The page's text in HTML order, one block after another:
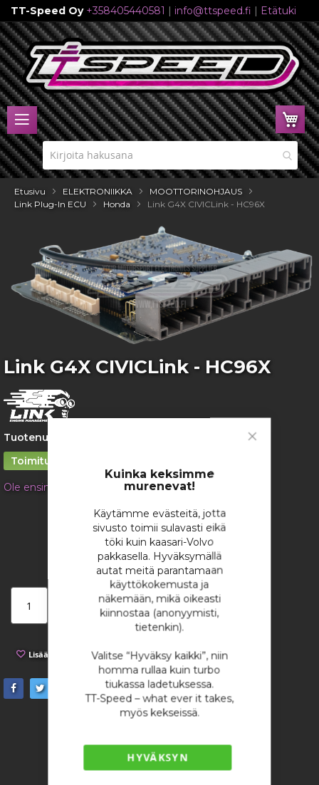
Kuinka keksimme
murenevat!
Käytämme evästeitä, jotta
sivusto toimii sulavasti eikä
töki kuin kaasari-Volvo
pakkasella. Hyväksymällä
autat meitä parantamaan
käyttökokemusta ja
näkemään, mikä oikeasti
kiinnostaa (anonyymisti,
tietenkin).
Valitse “Hyväksy kaikki”, niin
homma rullaa kuin turbo
tiukassa ladetuksessa.
TT-Speed – what ever it takes,
myös kekseissä.
HYVÄKSYN
TT-Speed Oy +358405440581 | info@ttspeed.fi | Etätuki
Skip
to
Content
Etusivu ELEKTRONIIKKA
MOOTTORINOHJAUS
Link Plug-In ECU
Honda Link G4X CIVICLink - HC96X
the
Skip
to
the
beginning
of
the
gallery
Link G4X CIVICLink - HC96X
Tuotenumero:
Toimitusaika 1 – 2 viikkoa
Ole ensimmäinen tuotteen arvostelija
/ kappale
1 600,13 €
Lisää ostoskoriin
Lisää toivelistaan Lisää vertailuun